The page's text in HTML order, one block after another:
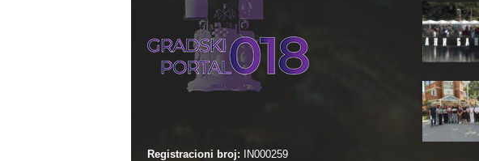
Registracioni broj:
IN000259